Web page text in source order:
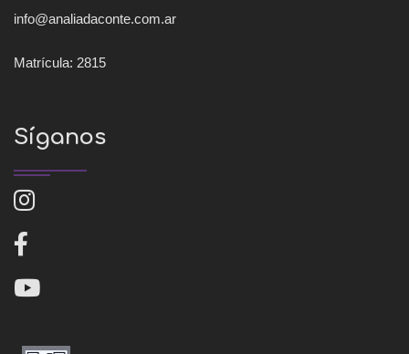
info@analiadaconte.com.ar
Matrícula: 2815
Síganos